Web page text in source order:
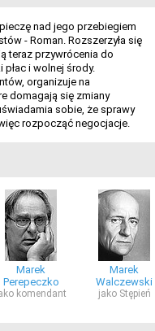
nad jego przebiegiem
- Roman. Rozszerzyła się
teraz przywrócenia do
i wolnej środy.
organizuje na
domagają się zmiany
sobie, że sprawy
rozpocząć negocjacje.
Marek
Perepeczko
komendant
Marek
Walczewski
jako Stępień